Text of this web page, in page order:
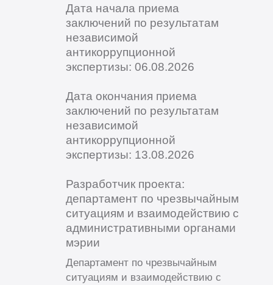
Дата начала приема
заключений по результатам
независимой
антикоррупционной
экспертизы: 06.08.2026
Дата окончания приема
заключений по результатам
независимой
антикоррупционной
экспертизы: 13.08.2026
Разработчик проекта:
департамент по чрезвычайным
ситуациям и взаимодействию с
административными органами
мэрии
Департамент по чрезвычайным
ситуациям и взаимодействию с